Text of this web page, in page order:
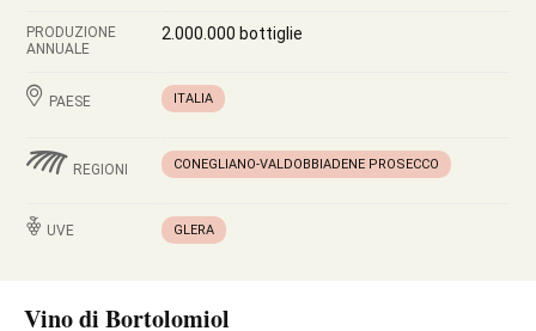
PRODUZIONE
ANNUALE
2.000.000 bottiglie
PAESE ITALIA
REGIONI CONEGLIANO-VALDOBBIADENE PROSECCO
UVE GLERA
Vino di Bortolomiol